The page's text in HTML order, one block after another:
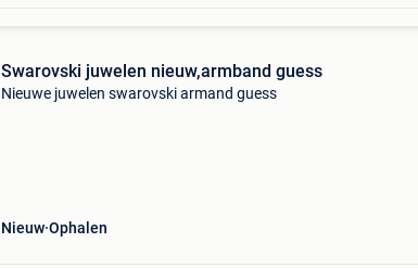
Swarovski juwelen nieuw,armband guess
Nieuwe juwelen swarovski armand guess
Nieuw Ophalen